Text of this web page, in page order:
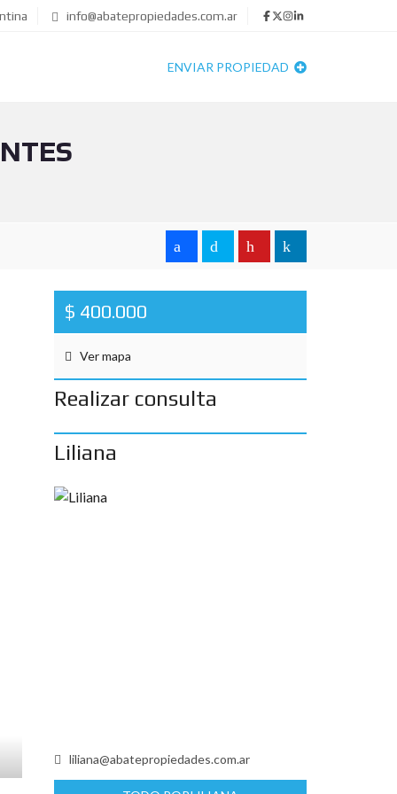
info@abatepropiedades.com.ar
ENVIAR PROPIEDAD
$ 400.000
Ver mapa
Realizar consulta
Liliana
liliana@abatepropiedades.com.ar